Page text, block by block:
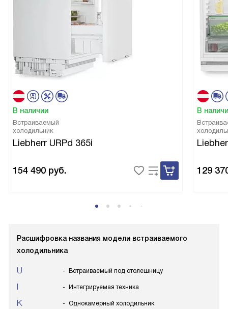
В наличии
Встраиваемый
холодильник
Liebherr URPd 365i
154 490 руб.
В
129
Расшифровка названия модели встраиваемого
холодильника
U Встраиваемый под столешницу
Интегрируемая техника
K Однокамерный холодильник